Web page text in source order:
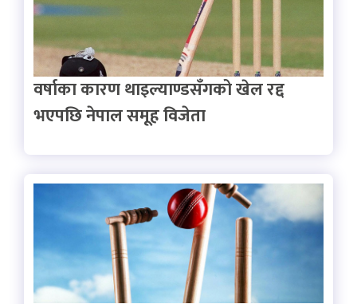
वर्षाका कारण थाइल्याण्डसँगको खेल रद्द
भएपछि नेपाल समूह विजेता